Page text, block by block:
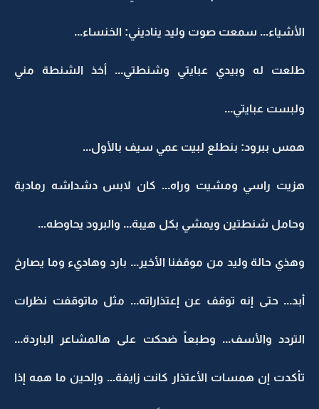
الأشياء... سمعت صوت وليد يناديني: الخنساء...
طلعت له وبيدي عبايتي وشنطتي... أخذ الشنطة مني
ولبست عبايتي...
همس ببرود: بنطلع لبيت عمي سيف بالأول...
هزيت راسي ومشيت وراه... كان لابس دشداشه رمادية
وحامل شنطتين ويمشي بكل هيبة... والبرود يحاوطه...
وهذي حالة وليد من موقفنا الأخير... بارد وهاديء وما يصارخ
أبد... حتى إنه توقف عن إعتذاراته... مثل ماتوقفت نظرات
التردد والأسف... وطبعاً ضحكت على هالمشاعر الباردة...
تأكدت إن همسات الأعتذار كانت زايفة... وإلحين ما همه إذا